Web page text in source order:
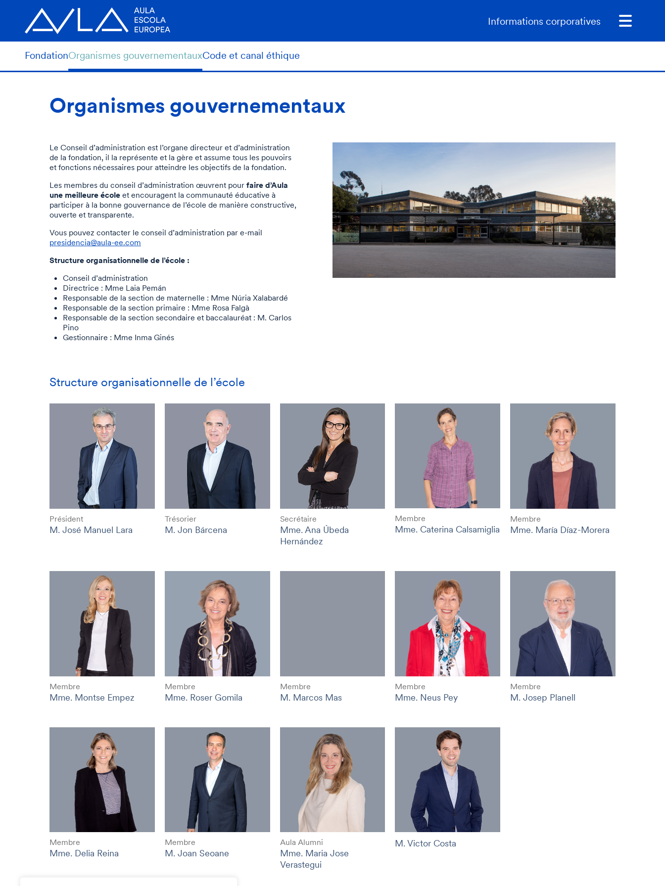
Informations corporatives
FondationOrganismes gouvernementauxCode et canal éthique
Organismes gouvernementaux
Le Conseil d’administration est l’organe directeur et d’administration
de la fondation, il la représente et la gère et assume tous les pouvoirs
et fonctions nécessaires pour atteindre les objectifs de la fondation.
Les membres du conseil d’administration œuvrent pour faire d’Aula
une meilleure école et encouragent la communauté éducative à
participer à la bonne gouvernance de l’école de manière constructive,
ouverte et transparente.
Vous pouvez contacter le conseil d’administration par e-mail
presidencia@aula-ee.com
Structure organisationnelle de l’école :
Conseil d’administration
Directrice : Mme Laia Pemán
Responsable de la section de maternelle : Mme Núria Xalabardé
Responsable de la section primaire : Mme Rosa Falgà
Responsable de la section secondaire et baccalauréat : M. Carlos
Pino
Gestionnaire : Mme Inma Ginés
Structure organisationnelle de l’école
Président
M. José Manuel Lara
Trésorier
M. Jon Bárcena
Secrétaire
Mme. Ana Úbeda
Hernández
Membre
Mme. Caterina Calsamiglia
Membre
Mme. María Díaz-Morera
Membre
Mme. Montse Empez
Membre
Mme. Roser Gomila
Membre
M. Marcos Mas
Membre
Mme. Neus Pey
Membre
M. Josep Planell
Membre
Mme. Delia Reina
Membre
M. Joan Seoane
Aula Alumni
Mme. Maria Jose
Verastegui
M. Victor Costa